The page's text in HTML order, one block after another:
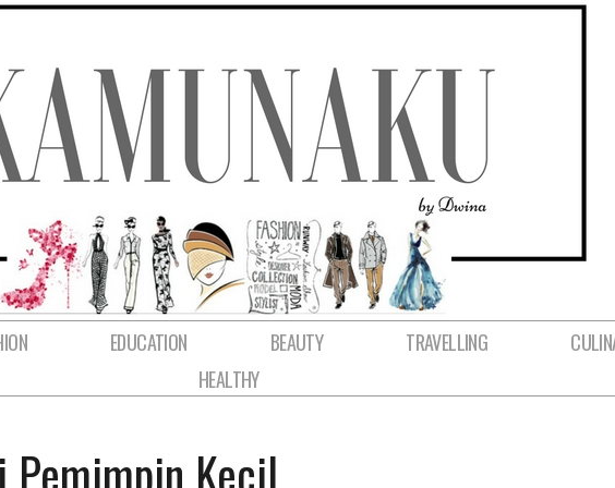
EDUCATION BEAUTY TRAVELLING
HEALTHY
Pemimpin Kecil